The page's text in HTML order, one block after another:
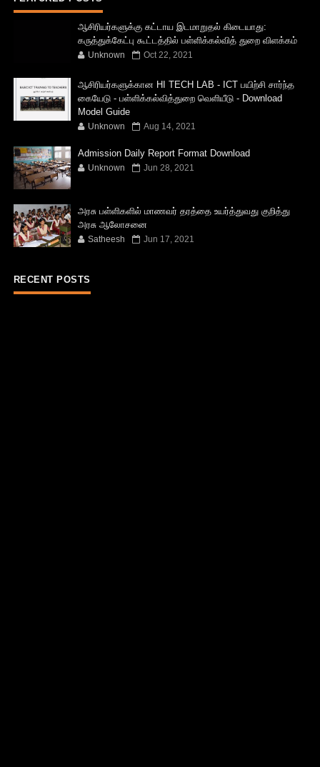
ஆசிரியர்களுக்கு கட்டாய இடமாறுதல் கிடையாது:
கருத்துக்கேட்பு கூட்டத்தில் பள்ளிக்கல்வித் துறை விளக்கம்
Unknown Oct 22, 2021
ஆசிரியர்களுக்கான HI TECH LAB - ICT பயிற்சி சார்ந்த
கையேடு - பள்ளிக்கல்வித்துறை வெளியீடு - Download
Model Guide
Unknown Aug 14, 2021
Admission Daily Report Format Download
Unknown Jun 28, 2021
அரசு பள்ளிகளில் மாணவர் தரத்தை உயர்த்துவது குறித்து
அரசு ஆலோசனை
Satheesh Jun 17, 2021
RECENT POSTS